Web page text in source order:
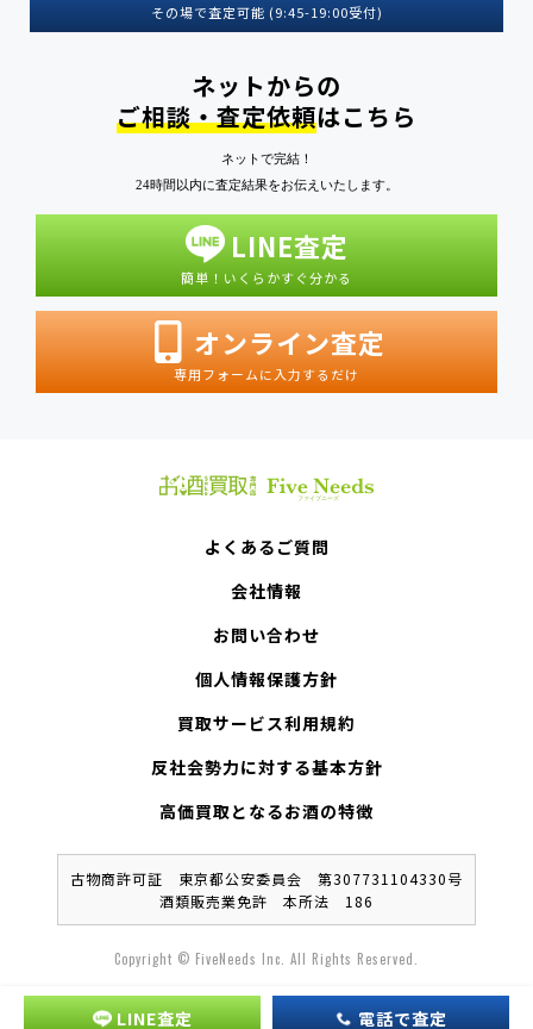
その場で査定可能 (9:45-19:00受付)
ネットからの
ご相談・査定依頼はこちら
ネットで完結！
24時間以内に査定結果をお伝えいたします。
LINE査定
簡単！いくらかすぐ分かる
オンライン査定
専用フォームに入力するだけ
よくあるご質問
会社情報
お問い合わせ
個人情報保護方針
買取サービス利用規約
反社会勢力に対する基本方針
高価買取となるお酒の特徴
古物商許可証 東京都公安委員会 第307731104330号
酒類販売業免許 本所法 186
Copyright © FiveNeeds Inc. All Rights Reserved.
LINE査定 電話で査定